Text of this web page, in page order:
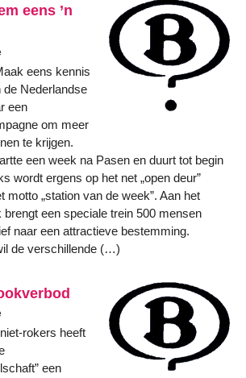
eens ’n
eens kennis
de Nederlandse
een
om meer
te krijgen.
een week na Pasen en duurt tot begin
wordt ergens op het net „open deur”
motto „station van de week”. Aan het
brengt een speciale trein 500 mensen
naar een attractieve bestemming.
de verschillende (…)
rokers heeft
een